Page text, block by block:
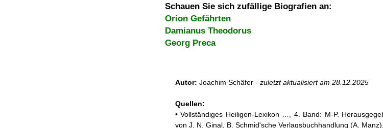
Schauen Sie sich zufällige Biografien an:
Orion Gefährten
Damianus Theodorus
Georg Preca
Autor: Joachim Schäfer - zuletzt aktualisiert am 28.12.2025
Quellen:
• Vollständiges Heiligen-Lexikon …, 4. Band: M-P.
von J. N. Ginal, B. Schmid'sche Verlagsbuchhandlung (A.